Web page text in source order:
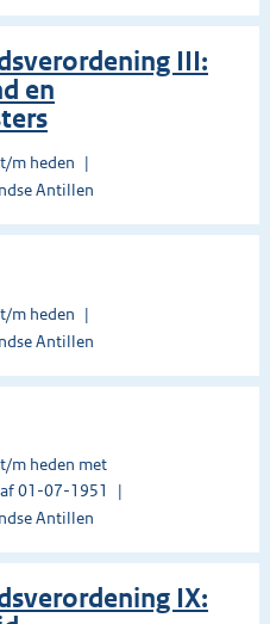
III:
en
m heden
Antillen
m heden
Antillen
m heden met
01-07-1951
Antillen
IX: